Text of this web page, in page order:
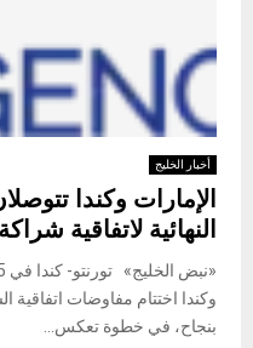
أخبار الخليج
الإمارات وكندا
النهائية لاتفاقية
وكندا اختتام مفاوضات اتفاقية
بنجاح، في خطوة تعكس...